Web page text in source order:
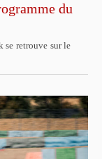
du
se retrouve sur le